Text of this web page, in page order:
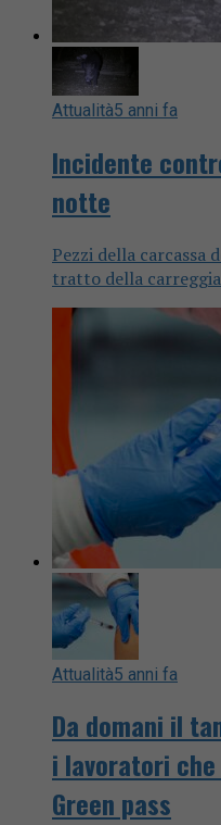
Attualità5 anni fa
Incidente
notte
Pezzi della carcassa
tratto della
Attualità5 anni fa
Da domani il
i lavoratori
Green pass